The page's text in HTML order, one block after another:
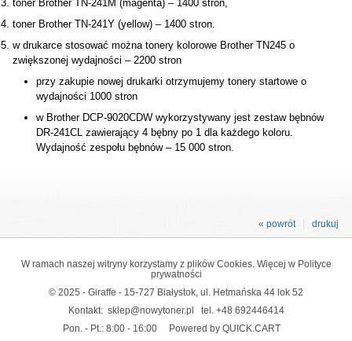
toner Brother TN-241M (magenta) – 1400 stron,
toner Brother TN-241Y (yellow) – 1400 stron.
w drukarce stosować można tonery kolorowe Brother TN245 o
zwiększonej wydajności – 2200 stron
przy zakupie nowej drukarki otrzymujemy tonery startowe o
wydajności 1000 stron
w Brother DCP-9020CDW wykorzystywany jest zestaw bębnów
DR-241CL zawierający 4 bębny po 1 dla każdego koloru.
Wydajność zespołu bębnów – 15 000 stron.
drukuj
« powrót
W ramach naszej witryny korzystamy z plików Cookies. Więcej w Polityce
prywatności
© 2025 - Giraffe - 15-727 Białystok, ul. Hetmańska 44 lok 52
Kontakt: sklep@nowytoner.pl tel. +48 692446414
Pon. - Pt.: 8:00 - 16:00
Powered by QUICK.CART